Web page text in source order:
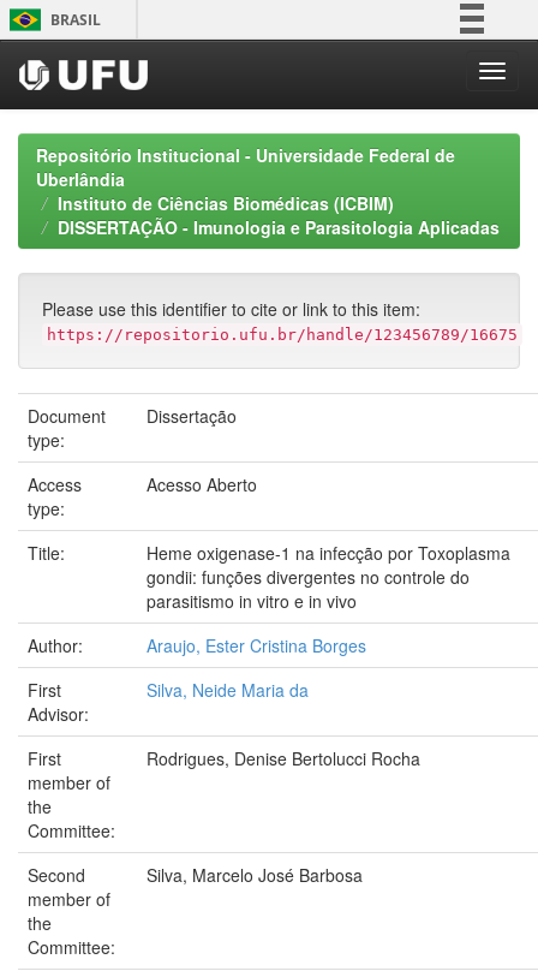
Skip
navigation
BRASIL
Participe
Acesso à informação
Legislação
Canais
Repositório Institucional - Universidade Federal de
Uberlândia
Instituto de Ciências Biomédicas (ICBIM)
DISSERTAÇÃO - Imunologia e Parasitologia Aplicadas
Please use this identifier to cite or link to this item:
https://repositorio.ufu.br/handle/123456789/16675
Document
type:
Dissertação
Access
type:
Acesso Aberto
Title:
Heme oxigenase-1 na infecção por Toxoplasma
gondii: funções divergentes no controle do
parasitismo in vitro e in vivo
Author:
Araujo, Ester Cristina Borges
First
Advisor:
Silva, Neide Maria da
First
member of
the
Committee:
Rodrigues, Denise Bertolucci Rocha
Second
member of
the
Committee:
Silva, Marcelo José Barbosa